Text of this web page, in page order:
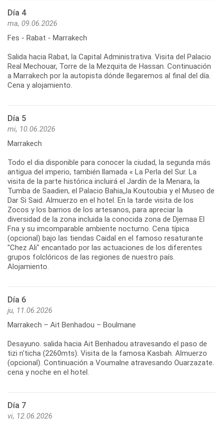
Día 4
ma, 09.06.2026
Fes - Rabat - Marrakech
Salida hacia Rabat, la Capital Administrativa. Visita del Palacio
Real Mechouar, Torre de la Mezquita de Hassan. Continuación
a Marrakech por la autopista dónde llegaremos al final del día.
Cena y alojamiento.
Día 5
mi, 10.06.2026
Marrakech
Todo el dia disponible para conocer la ciudad, la segunda más
antigua del imperio, también llamada « La Perla del Sur. La
visita de la parte histórica incluirá el Jardín de la Menara, la
Tumba de Saadien, el Palacio Bahia,,la Koutoubia y el Museo de
Dar Si Said. Almuerzo en el hotel. En la tarde visita de los
Zocos y los barrios de los artesanos, para apreciar la
diversidad de la zona incluida la conocida zona de Djemaa El
Fna y su imcomparable ambiente nocturno. Cena típica
(opcional) bajo las tiendas Caidal en el famoso resaturante
"Chez Ali" encantado por las actuaciones de los diferentes
grupos folclóricos de las regiones de nuestro país.
Alojamiento.
Día 6
ju, 11.06.2026
Marrakech – Ait Benhadou – Boulmane
Desayuno. salida hacia Ait Benhadou atravesando el paso de
tizi n'ticha (2260mts). Visita de la famosa Kasbah. Almuerzo
(opcional). Continuación a Voumalne atravesando Ouarzazate.
cena y noche en el hotel.
Día 7
vi, 12.06.2026